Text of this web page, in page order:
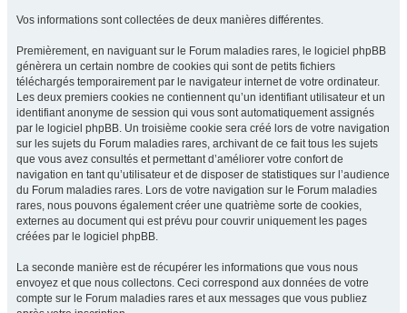
Vos informations sont collectées de deux manières différentes.
Premièrement, en naviguant sur le Forum maladies rares, le logiciel phpBB
génèrera un certain nombre de cookies qui sont de petits fichiers
téléchargés temporairement par le navigateur internet de votre ordinateur.
Les deux premiers cookies ne contiennent qu’un identifiant utilisateur et un
identifiant anonyme de session qui vous sont automatiquement assignés
par le logiciel phpBB. Un troisième cookie sera créé lors de votre navigation
sur les sujets du Forum maladies rares, archivant de ce fait tous les sujets
que vous avez consultés et permettant d’améliorer votre confort de
navigation en tant qu’utilisateur et de disposer de statistiques sur l’audience
du Forum maladies rares. Lors de votre navigation sur le Forum maladies
rares, nous pouvons également créer une quatrième sorte de cookies,
externes au document qui est prévu pour couvrir uniquement les pages
créées par le logiciel phpBB.
La seconde manière est de récupérer les informations que vous nous
envoyez et que nous collectons. Ceci correspond aux données de votre
compte sur le Forum maladies rares et aux messages que vous publiez